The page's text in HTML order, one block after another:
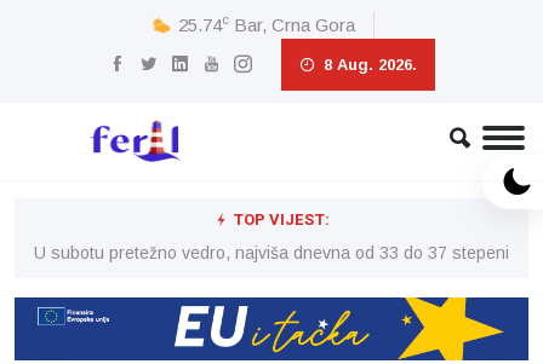
25.74c Bar, Crna Gora
8 Aug. 2026.
TOP VIJEST:
U subotu pretežno vedro, najviša dnevna od 33 do 37 stepeni